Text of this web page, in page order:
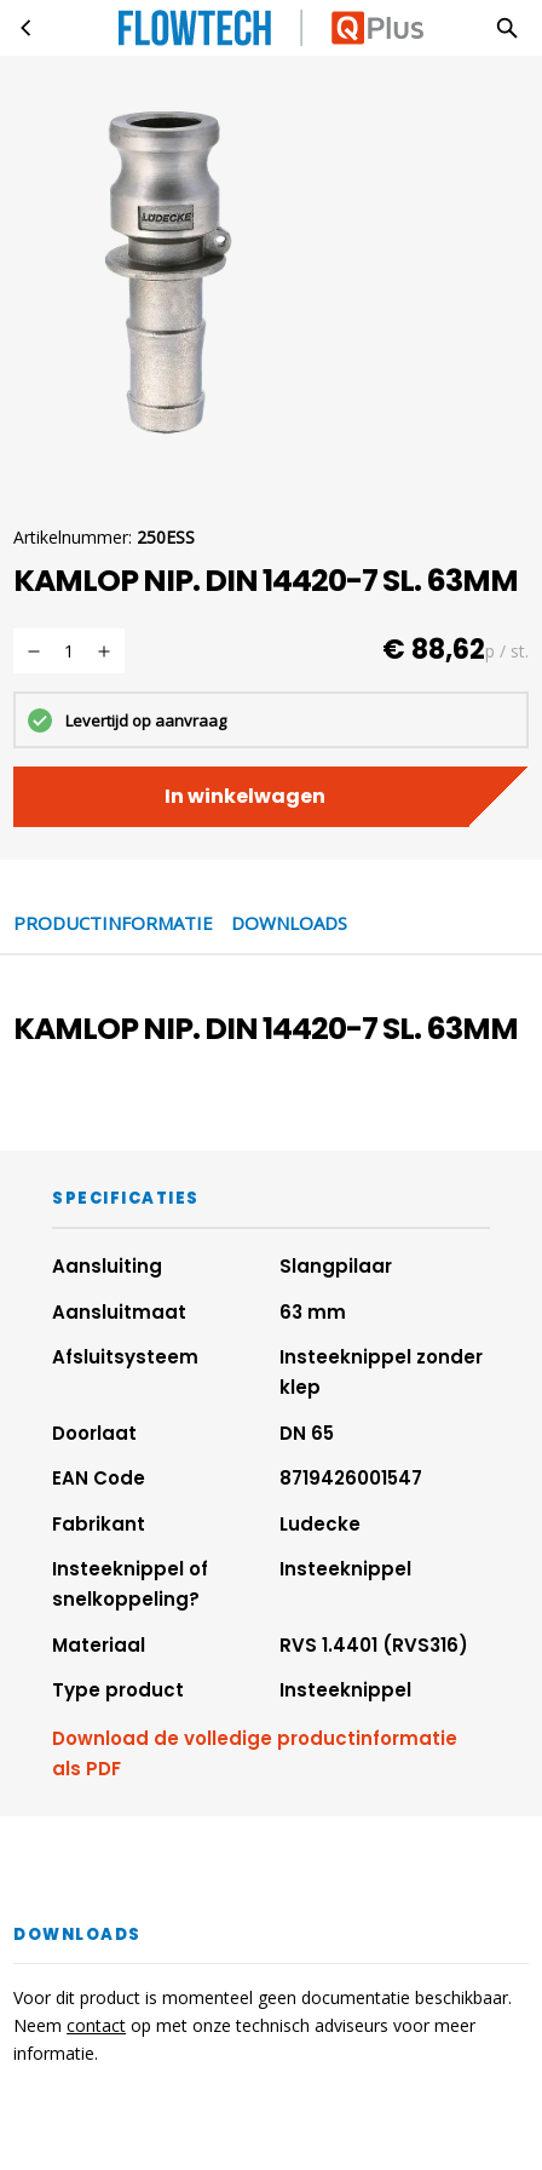
Ga naar hoofdinhoudKAMLOP NIP. DIN 14420-7 SL. 63MM
Artikelnummer: 250ESS
KAMLOP NIP. DIN 14420-7 SL. 63MM
€ 88,62p / st.
Levertijd op aanvraag
In winkelwagen
PRODUCTINFORMATIE DOWNLOADS
KAMLOP NIP. DIN 14420-7 SL. 63MM
SPECIFICATIES
Aansluiting
Slangpilaar
Aansluitmaat
63 mm
Afsluitsysteem
Insteeknippel zonder
klep
Doorlaat
DN 65
EAN Code
8719426001547
Fabrikant
Ludecke
Insteeknippel of
snelkoppeling?
Insteeknippel
Materiaal
RVS 1.4401 (RVS316)
Type product
Insteeknippel
Download de volledige productinformatie
als PDF
DOWNLOADS
Voor dit product is momenteel geen documentatie beschikbaar.
Neemcontact op met onze technisch adviseurs voor meer
informatie.